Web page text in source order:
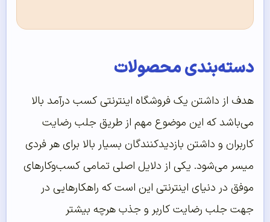
دسته‌بندی محصولات
هدف از داشتن یک فروشگاه اینترنتی کسب درآمد بالا
می‌باشد که این موضوع مهم از طریق جلب رضایت
کاربران و داشتن بازدیدکنندگان بسیار بالا برای هر فردی
میسر می‌شود. یکی از دلایل اصلی تمامی کسب‌وکارهای
موفق در دنیای اینترنتی این است که راهکارهایی در
جهت جلب رضایت کاربر و جذب هرچه بیشتر